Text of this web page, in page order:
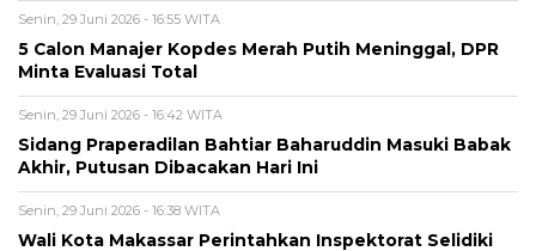
Senin, 29 Juni 2026 - 16:55 WITA
5 Calon Manajer Kopdes Merah Putih Meninggal, DPR
Minta Evaluasi Total
Senin, 29 Juni 2026 - 16:42 WITA
Sidang Praperadilan Bahtiar Baharuddin Masuki Babak
Akhir, Putusan Dibacakan Hari Ini
Senin, 29 Juni 2026 - 16:38 WITA
Wali Kota Makassar Perintahkan Inspektorat Selidiki